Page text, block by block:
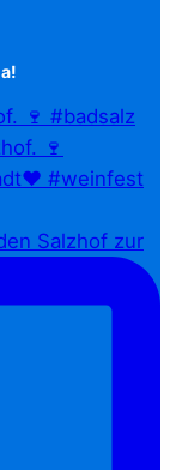
🍷 #badsalz
Salzhof zur